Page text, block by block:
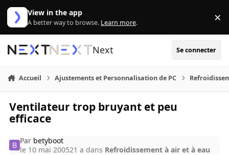
Aller au contenu
View in the app
A better way to browse. Learn more. ×
Next Se connecter
Accueil Ajustements et Personnalisation de PC
Ventilateur trop bruyant et peu
efficace
Par betyboot
le 10 mai 200521 a dans Refroidissement à air et à eau